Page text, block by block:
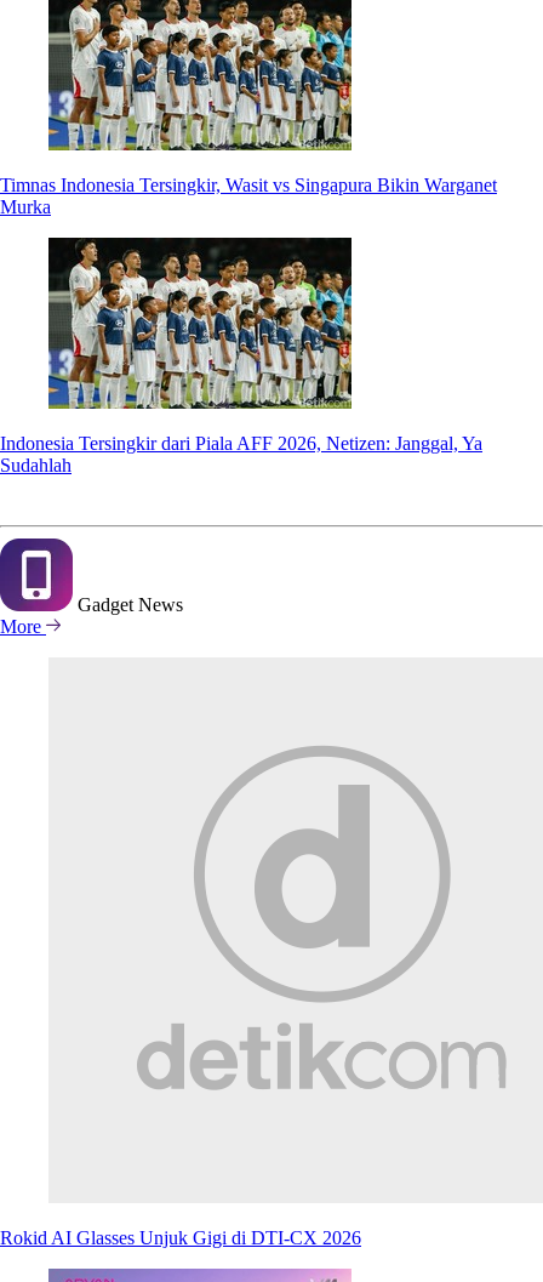
Timnas Indonesia Tersingkir, Wasit vs Singapura Bikin Warganet
Murka
Indonesia Tersingkir dari Piala AFF 2026, Netizen: Janggal, Ya
Sudahlah
Gadget News
More
Rokid AI Glasses Unjuk Gigi di DTI-CX 2026